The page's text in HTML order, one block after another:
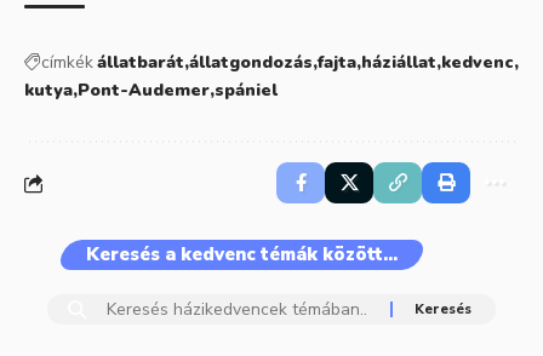
címkékállatbarát állatgondozás fajta háziállat kedvenc
kutya Pont-Audemer spániel
Keresés a kedvenc témák között…